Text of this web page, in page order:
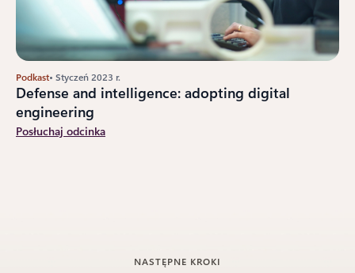
Podkast• Styczeń 2023 r.
Defense and intelligence: adopting digital
engineering
Posłuchaj odcinka
NASTĘPNE KROKI